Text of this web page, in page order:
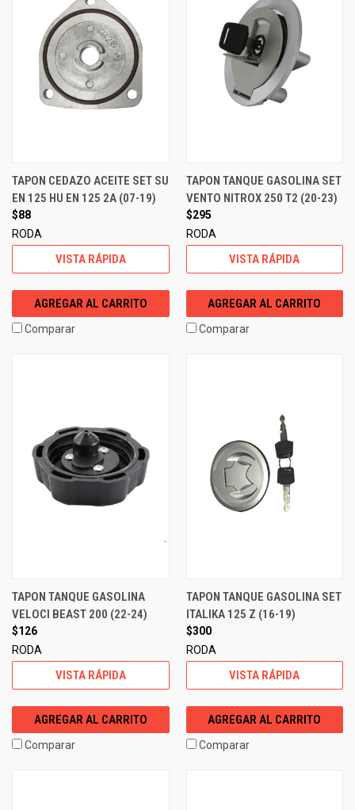
TAPON CEDAZO ACEITE SET SU
EN 125 HU EN 125 2A (07-19)
$88
RODA
VISTA RÁPIDA
AGREGAR AL CARRITO
Comparar
TAPON TANQUE GASOLINA SET
VENTO NITROX 250 T2 (20-23)
$295
RODA
VISTA RÁPIDA
AGREGAR AL CARRITO
Comparar
TAPON TANQUE GASOLINA
VELOCI BEAST 200 (22-24)
$126
RODA
VISTA RÁPIDA
AGREGAR AL CARRITO
Comparar
TAPON TANQUE GASOLINA SET
ITALIKA 125 Z (16-19)
$300
RODA
VISTA RÁPIDA
AGREGAR AL CARRITO
Comparar